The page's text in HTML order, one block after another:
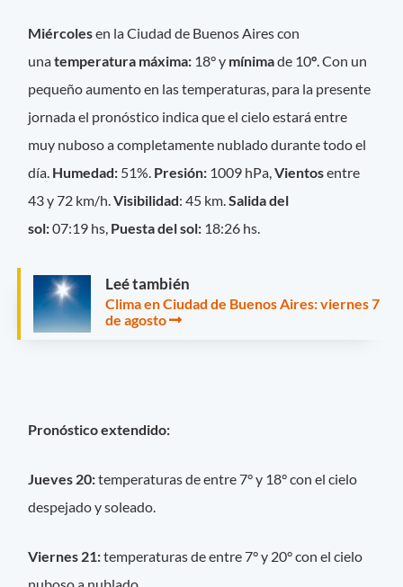
Miércolesen la Ciudad de Buenos Aires con
unatemperatura máxima: 18°y mínimade 10° . Con un
pequeño aumento en las temperaturas, para la presente
jornada el pronóstico indica que el cielo estará entre
muy nuboso a completamente nublado durante todo el
día. Humedad: 51%. Presión: 1009 hPa,Vientosentre
43 y 72 km/h.Visibilidad: 45 km.Salida del
sol:07:19 hs, Puesta del sol: 18:26 hs.
Leé también
Clima en Ciudad de Buenos Aires: viernes 7
de agosto
Pronóstico extendido:
Jueves 20:temperaturas de entre 7° y 18° con el cielo
despejado y soleado.
Viernes 21:temperaturas de entre 7° y 20° con el cielo